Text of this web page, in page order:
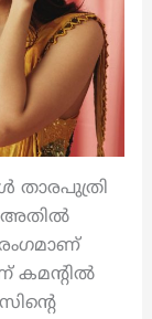
താരപുത്രി
അതില്‍
കമന്റില്‍